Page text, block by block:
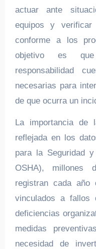
actuar ante
equipos y
conforme a los
objetivo es
responsabilidad
necesarias para
de que ocurra un
La importancia de
reflejada en los
para la Seguridad
OSHA), millones
registran cada año
vinculados a fallos
deficiencias
medidas
necesidad de